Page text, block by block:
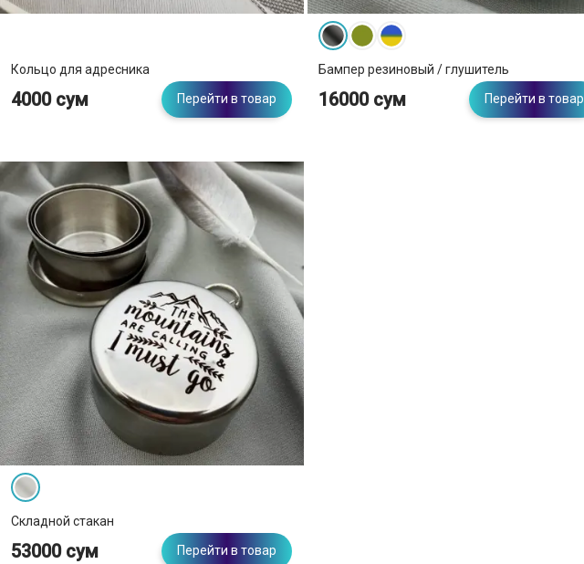
Кольцо для адресника
4000 сум Перейти в товар
Бампер резиновый / глушитель
16000 сум Перейти в товар
Складной стакан
53000 сум Перейти в товар